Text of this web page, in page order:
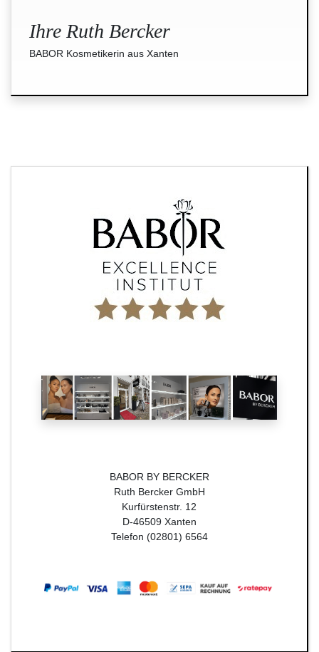
Ihre Ruth Bercker
BABOR Kosmetikerin aus Xanten
BABOR BY BERCKER
Ruth Bercker GmbH
Kurfürstenstr. 12
D-46509 Xanten
Telefon (02801) 6564